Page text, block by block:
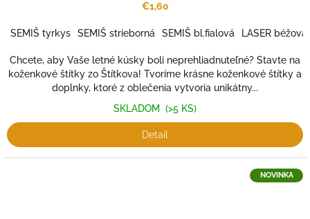
€1,60
SEMIŠ tyrkys SEMIŠ strieborná SEMIŠ bl.fialová LASER béžová
Chcete, aby Vaše letné kúsky boli neprehliadnuteľné? Stavte na
koženkové štítky zo Štítkova! Tvoríme krásne koženkové štítky a
doplnky, ktoré z oblečenia vytvoria unikátny...
SKLADOM (>5 KS)
Detail
NOVINKA